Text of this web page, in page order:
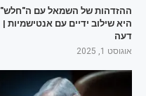
ההזדהות של השמאל עם ה"חלש"
היא שילוב ידיים עם אנטישמיות |
דעה
אוגוסט 1, 2025